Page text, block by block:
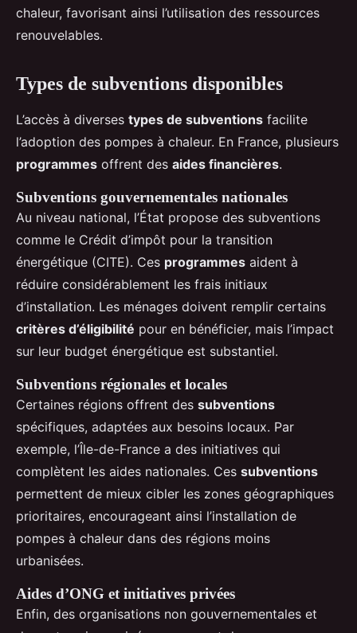
chaleur, favorisant ainsi l’utilisation des ressources
renouvelables.
Types de subventions disponibles
L’accès à diverses types de subventions facilite
l’adoption des pompes à chaleur. En France, plusieurs
programmes offrent des aides financières.
Subventions gouvernementales nationales
Au niveau national, l’État propose des subventions
comme le Crédit d’impôt pour la transition
énergétique (CITE). Ces programmes aident à
réduire considérablement les frais initiaux
d’installation. Les ménages doivent remplir certains
critères d’éligibilité pour en bénéficier, mais l’impact
sur leur budget énergétique est substantiel.
Subventions régionales et locales
Certaines régions offrent des subventions
spécifiques, adaptées aux besoins locaux. Par
exemple, l’Île-de-France a des initiatives qui
complètent les aides nationales. Ces subventions
permettent de mieux cibler les zones géographiques
prioritaires, encourageant ainsi l’installation de
pompes à chaleur dans des régions moins
urbanisées.
Aides d’ONG et initiatives privées
Enfin, des organisations non gouvernementales et